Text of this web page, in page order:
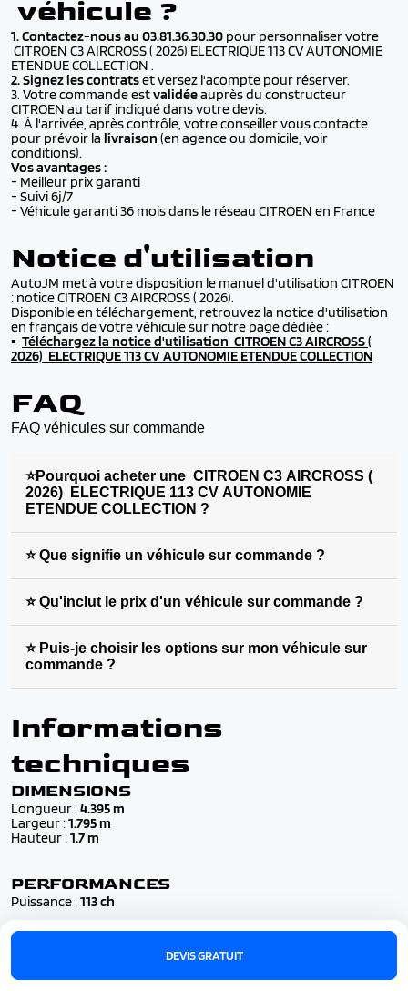
véhicule ?
1. Contactez-nous au 03.81.36.30.30 pour personnaliser votre
CITROEN C3 AIRCROSS ( 2026) ELECTRIQUE 113 CV AUTONOMIE
ETENDUE COLLECTION .
2. Signez les contratset versez l'acompte pour réserver.
3. Votre commande estvalidéeauprès du constructeur
CITROEN au tarif indiqué dans votre devis.
4. À l'arrivée, après contrôle, votre conseiller vous contacte
pour prévoir la livraison (en agence ou domicile, voir
conditions).
Vos avantages :
- Meilleur prix garanti
- Suivi 6j/7
- Véhicule garanti 36 mois dans le réseau CITROEN en France
Notice d'utilisation
AutoJM met à votre disposition le manuel d'utilisation CITROEN
: notice CITROEN C3 AIRCROSS ( 2026).
Disponible en téléchargement, retrouvez la notice d'utilisation
en français de votre véhicule sur notre page dédiée :
▪️ Téléchargez la notice d'utilisation CITROEN C3 AIRCROSS (
2026) ELECTRIQUE 113 CV AUTONOMIE ETENDUE COLLECTION
FAQ
FAQ véhicules sur commande
⭐Pourquoi acheter une CITROEN C3 AIRCROSS (
2026) ELECTRIQUE 113 CV AUTONOMIE
ETENDUE COLLECTION ?
⭐ Que signifie un véhicule sur commande ?
⭐ Qu'inclut le prix d'un véhicule sur commande ?
⭐ Puis-je choisir les options sur mon véhicule sur
commande ?
Informations
techniques
DIMENSIONS
Longueur :4.395 m
Largeur :1.795 m
Hauteur :1.7 m
PERFORMANCES
Puissance :113 ch
DEVIS GRATUIT